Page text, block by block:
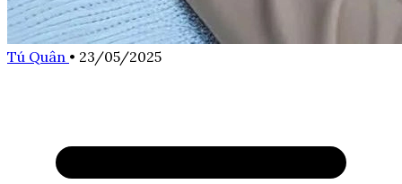
Tú Quân • 23/05/2025